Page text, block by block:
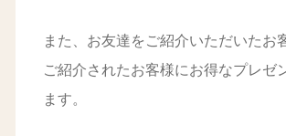
また、お友達をご紹介いただいたお
ご紹介されたお客様にお得なプレゼ
ます。